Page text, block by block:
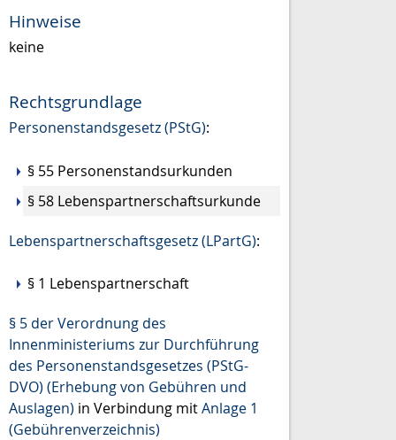
Hinweise
keine
Rechtsgrundlage
Personenstandsgesetz (PStG):
§ 55 Personenstandsurkunden
§ 58 Lebenspartnerschaftsurkunde
Lebenspartnerschaftsgesetz (LPartG):
§ 1 Lebenspartnerschaft
§ 5 der Verordnung des
Innenministeriums zur Durchführung
des Personenstandsgesetzes (PStG-
DVO) (Erhebung von Gebühren und
Auslagen) in Verbindung mitAnlage 1
(Gebührenverzeichnis)